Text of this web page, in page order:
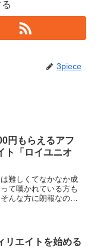
3piece
円もらえるアフ
ト「ロイユニオ
は難しくてなかなか成
て嘆かれている方も
んな方に朗報なの
リエイトを始める